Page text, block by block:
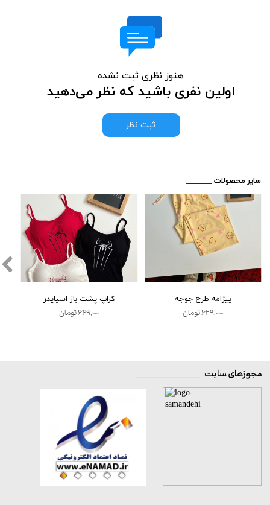
هنوز نظری ثبت نشده
اولین نفری باشید که نظر می‌دهید
ثبت نظر
کراپ پشت باز اسپایدر
۶۴۹,۰۰۰ تومان
پیژامه طرح جوجه
۶۲۹,۰۰۰ تومان
​_______ سایر محصولات
مجوزهای سایت